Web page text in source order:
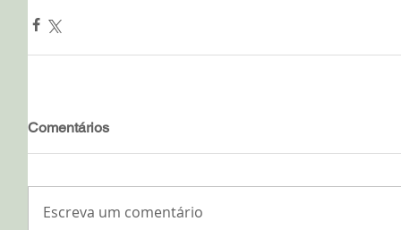
Comentários
Escreva um comentário